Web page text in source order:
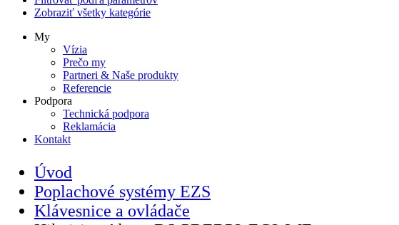
Zobraziť všetky kategórie
My
Vízia
Prečo my
Partneri & Naše produkty
Referencie
Podpora
Technická podpora
Reklamácia
Kontakt
Úvod
Poplachové systémy EZS
Klávesnice a ovládače